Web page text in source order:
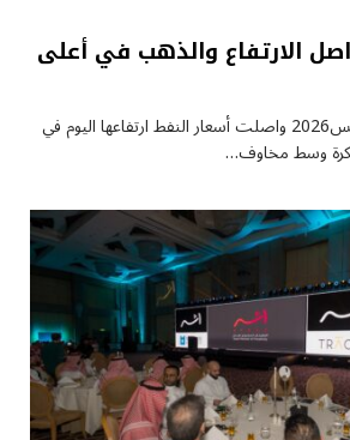
الارتفاع والذهب في أعلى
عواصم وكالات 7 أغسطس2026 واصلت أسعار ⁠النفط ارتفاعها اليوم في
وسط مخاوف…